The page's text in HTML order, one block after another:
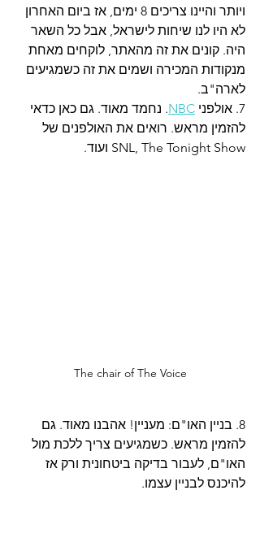
ויותר והיינו צריכים 8 ימים, אז ביום האחרון
לא היו לנו שיחות לישראל, אבל כל השאר
היה. קונים את זה מהאתר, לוקחים מאחת
מנקודות המכירה ושמים את זה כשמגיעים
לארה"ב.
7. אולפני
NBC. נחמד מאוד. גם כאן כדאי
להזמין מראש. רואים את האולפנים של
SNL, The Tonight Show ועוד.
The chair of The Voice
8. בניין האו"ם: מעניין! אהבנו מאוד. גם
להזמין מראש. כשמגיעים צריך ללכת מול
האו"ם, לעבור בדיקה ביטחונית ורק אז
להיכנס לבניין עצמו.